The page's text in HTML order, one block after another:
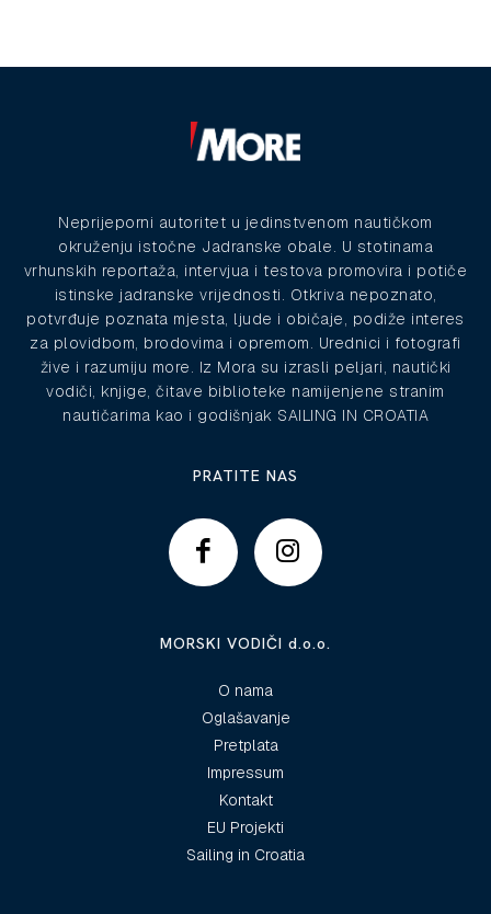
Neprijeporni autoritet u jedinstvenom nautičkom
okruženju istočne Jadranske obale. U stotinama
vrhunskih reportaža, intervjua i testova promovira i potiče
istinske jadranske vrijednosti. Otkriva nepoznato,
potvrđuje poznata mjesta, ljude i običaje, podiže interes
za plovidbom, brodovima i opremom. Urednici i fotografi
žive i razumiju more. Iz Mora su izrasli peljari, nautički
vodiči, knjige, čitave biblioteke namijenjene stranim
nautičarima kao i godišnjak SAILING IN CROATIA
PRATITE NAS
MORSKI VODIČI d.o.o.
O nama
Oglašavanje
Pretplata
Impressum
Kontakt
EU Projekti
Sailing in Croatia